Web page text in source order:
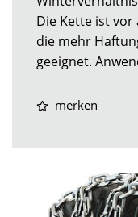
Die Kette ist vor
die mehr
geeignet.
merken